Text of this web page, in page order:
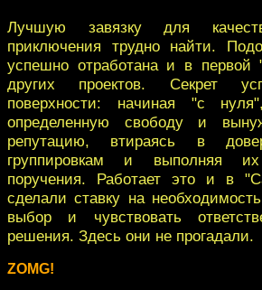
Лучшую завязку для
приключения трудно найти.
успешно отработана и в первой
других проектов. Секрет
поверхности: начиная "с
определенную свободу и
репутацию, втираясь в
группировкам и выполняя их
поручения. Работает это и в
сделали ставку на
выбор и чувствовать
решения. Здесь они не прогадали.
ZOMG!